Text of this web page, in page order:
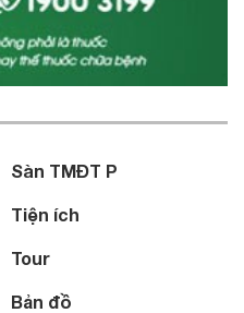
Sàn TMĐT P
Tiện ích
Tour
Bản đồ